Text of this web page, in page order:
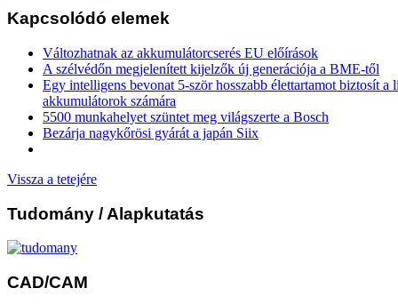
Kapcsolódó elemek
Változhatnak az akkumulátorcserés EU előírások
A szélvédőn megjelenített kijelzők új generációja a BME-től
Egy intelligens bevonat 5-ször hosszabb élettartamot biztosít a
akkumulátorok számára
5500 munkahelyet szüntet meg világszerte a Bosch
Bezárja nagykőrösi gyárát a japán Siix
Vissza a tetejére
Tudomány / Alapkutatás
CAD/CAM